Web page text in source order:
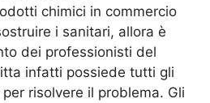
chimici in commercio
i sanitari, allora è
dei professionisti del
infatti possiede tutti gli
risolvere il problema. Gli